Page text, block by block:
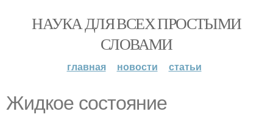
НАУКА ДЛЯ ВСЕХ ПРОСТЫМИ
СЛОВАМИ
главная новости статьи
Жидкое состояние